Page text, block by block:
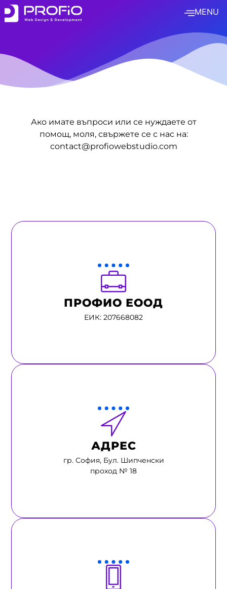
MENU
Ако имате въпроси или се нуждаете от
помощ, моля, свържете се с нас на:
contact@profiowebstudio.com
ПРОФИО ЕООД
ЕИК: 207668082
АДРЕС
гр. София, Бул. Шипченски
проход № 18